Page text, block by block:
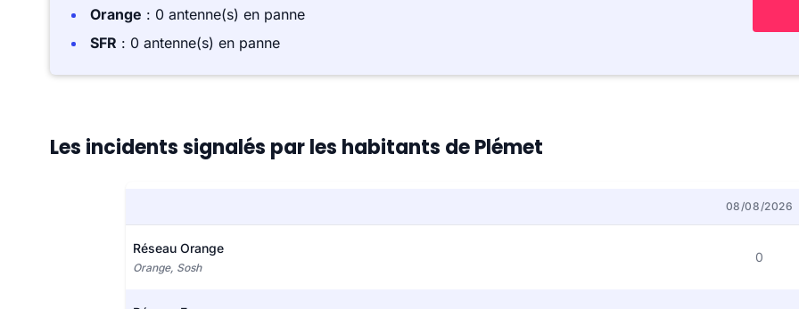
Orange : 0 antenne(s) en panne
SFR : 0 antenne(s) en panne
Les incidents signalés par les habitants de Plémet
08/08/2026
Réseau Orange
Orange, Sosh
0